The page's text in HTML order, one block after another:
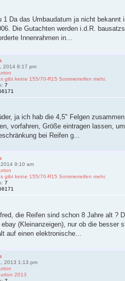
1 Da das Umbaudatum ja nicht
Die Gutachten werden i.d.R.
Innenrahmen in...
2014 8:17 pm
gibt keine 155/70-R15 Sommerreifen mehr.
7
ja ich hab die 4,5" Felgen
vorfahren, Größe eintragen lassen,
bei Reifen g...
9:10 am
gibt keine 155/70-R15 Sommerreifen mehr.
7
die Reifen sind schon 8 Jahre alt ?
(Kleinanzeigen), nur ob die besser
auf einen elektronische...
2013 1:13 pm
2013